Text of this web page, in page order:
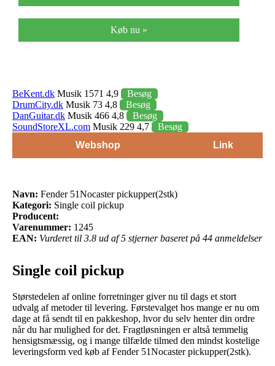
Køb nu »
BeKent.dk Musik 1571 4,9
Besøg
DrumCity.dk Musik 73 4,8
Besøg
DanGuitar.dk Musik 466 4,8
Besøg
SoundStoreXL.com Musik 229 4,7
Besøg
Webshop
Link
Navn: Fender 51Nocaster pickupper(2stk)
Kategori: Single coil pickup
Producent:
Varenummer: 1245
EAN: Vurderet til 3.8 ud af 5 stjerner baseret på 44 anmeldelser
Single coil pickup
Størstedelen af online forretninger giver nu til dags et stort
udvalg af metoder til levering. Førstevalget hos mange er nu om
dage at få sendt til en pakkeshop, hvor du selv henter din ordre
når du har mulighed for det. Fragtløsningen er altså temmelig
hensigtsmæssig, og i mange tilfælde tilmed den mindst kostelige
leveringsform ved køb af Fender 51Nocaster pickupper(2stk).